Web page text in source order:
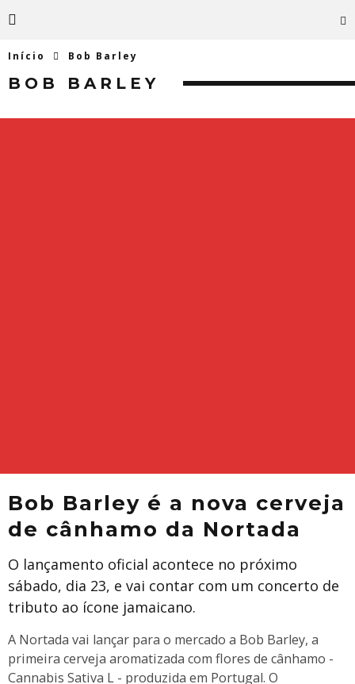
Início Bob Barley
BOB BARLEY
Bob Barley é a nova cerveja
de cânhamo da Nortada
O lançamento oficial acontece no próximo
sábado, dia 23, e vai contar com um concerto de
tributo ao ícone jamaicano.
A Nortada vai lançar para o mercado a Bob Barley, a
primeira cerveja aromatizada com flores de cânhamo -
Cannabis Sativa L - produzida em Portugal. O